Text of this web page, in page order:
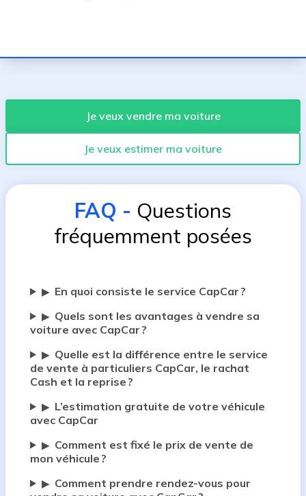
Je veux vendre ma voiture
Je veux estimer ma voiture
FAQ - Questions
fréquemment posées
▶ En quoi consiste le service CapCar ?
▶ Quels sont les avantages à vendre sa
voiture avec CapCar ?
▶ Quelle est la différence entre le service
de vente à particuliers CapCar, le rachat
Cash et la reprise ?
▶ L’estimation gratuite de votre véhicule
avec CapCar
▶ Comment est fixé le prix de vente de
mon véhicule ?
▶ Comment prendre rendez-vous pour